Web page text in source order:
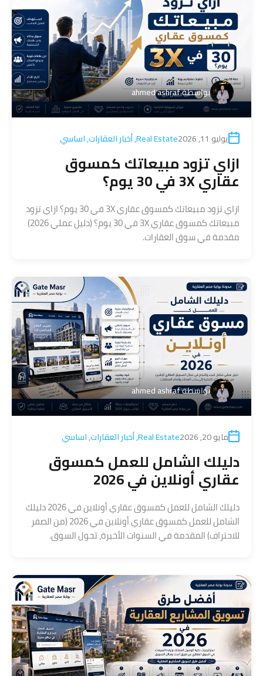
بواسطةahmed ashraf
يوليو 11, 2026 Real Estate
,أخبار العقارات,اساسي
ازاي تزود مبيعاتك كمسوق
عقاري 3X في 30 يوم؟
ازاي تزود مبيعاتك كمسوق عقاري 3X في 30 يوم؟ ازاي تزود
مبيعاتك كمسوق عقاري 3X في 30 يوم؟ (دليل عملي 2026)
مقدمة في سوق العقارات.
بواسطةahmed ashraf
مايو 20, 2026 Real Estate
,أخبار العقارات,اساسي
دليلك الشامل للعمل كمسوق
عقاري أونلاين في 2026
دليلك الشامل للعمل كمسوق عقاري أونلاين في 2026 دليلك
الشامل للعمل كمسوق عقاري أونلاين في 2026 (من الصفر
للاحتراف) المقدمة في السنوات الأخيرة، تحول السوق.